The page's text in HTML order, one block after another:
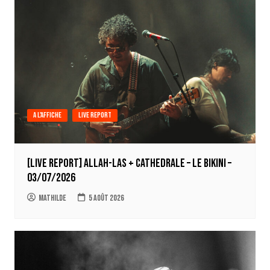
A l'affiche Live report
[LIVE REPORT] Allah-Las + Cathedrale – Le Bikini –
03/07/2026
Mathilde 5 août 2026